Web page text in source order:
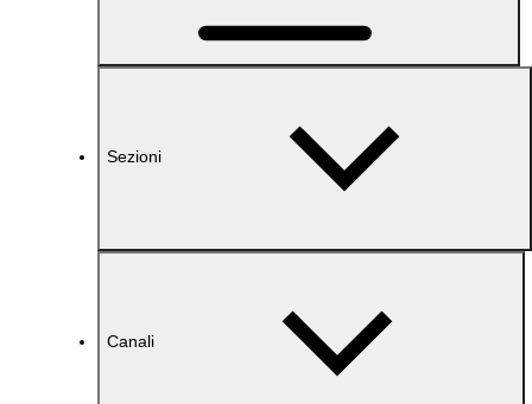
Sezioni
Canali